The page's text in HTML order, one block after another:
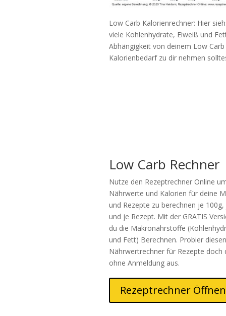
Low Carb Kalorienrechner: Hier
viele Kohlenhydrate, Eiweiß und
Abhängigkeit von deinem Low Carb
Kalorienbedarf zu dir nehmen
Low Carb Rechner
Nutze den Rezeptrechner Online
Nährwerte und Kalorien für deine
und Rezepte zu berechnen je
und je Rezept. Mit der GRATIS
du die Makronährstoffe
und Fett) Berechnen. Probier
Nährwertrechner für Rezepte doch
ohne Anmeldung aus.
Rezeptrechner Öffnen